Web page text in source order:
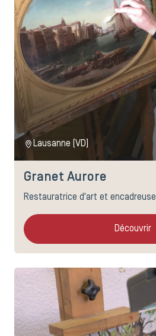
Lausanne (VD)
Granet Aurore
Restauratrice d'art et encadreuse
Découvrir